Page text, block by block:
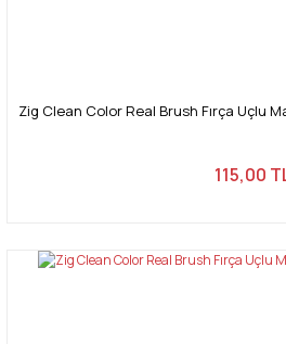
Zig Clean Color Real Brush Fırça Uçlu
115,00